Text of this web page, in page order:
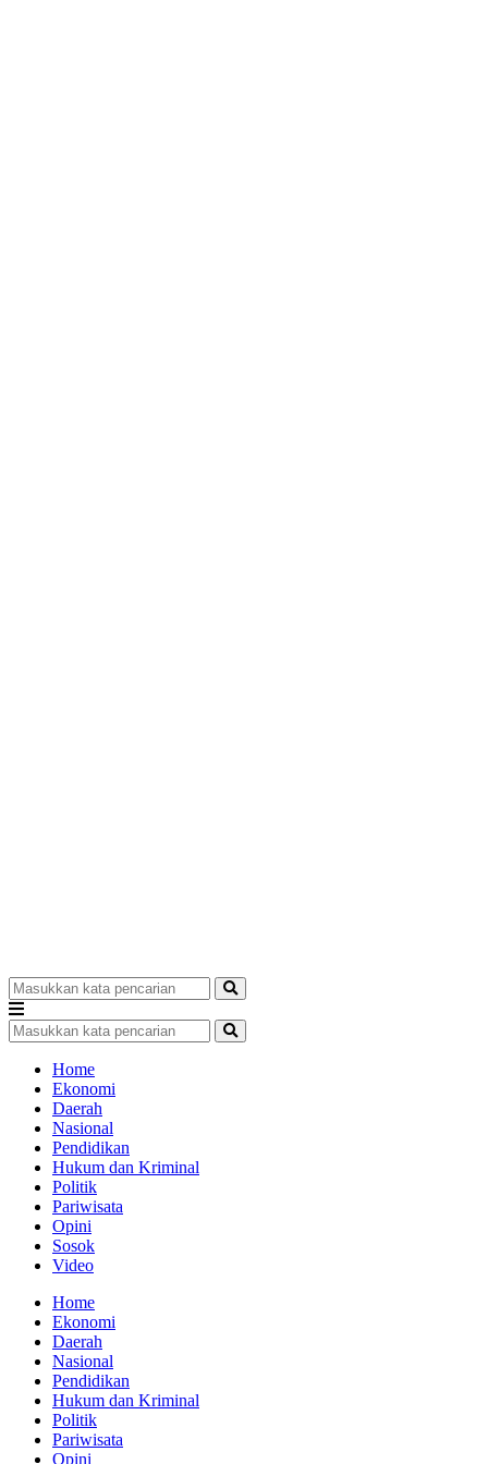
Home
Ekonomi
Daerah
Nasional
Pendidikan
Hukum dan Kriminal
Politik
Pariwisata
Opini
Sosok
Video
Home
Ekonomi
Daerah
Nasional
Pendidikan
Hukum dan Kriminal
Politik
Pariwisata
Opini